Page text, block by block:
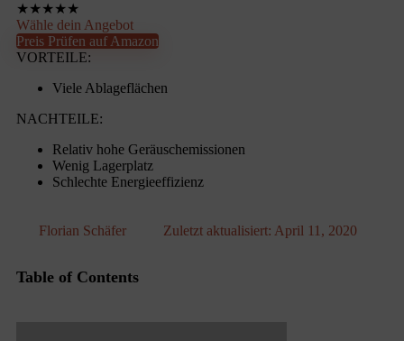
★★★★★
Wähle dein Angebot
Preis Prüfen auf Amazon
VORTEILE:
Viele Ablageflächen
NACHTEILE:
Relativ hohe Geräuschemissionen
Wenig Lagerplatz
Schlechte Energieeffizienz
Florian Schäfer Zuletzt aktualisiert: April 11, 2020
Table of Contents